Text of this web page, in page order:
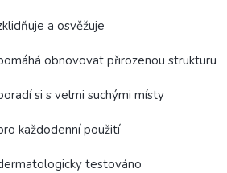
a osvěžuje
obnovovat přirozenou strukturu
si s velmi suchými místy
každodenní použití
testováno